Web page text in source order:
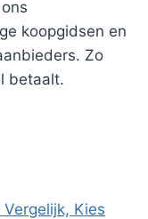
koopgidsen en
Zo
betaalt.
Kies